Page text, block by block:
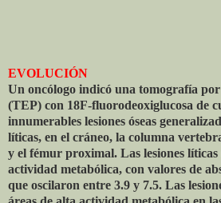
EVOLUCIÓN
Un oncólogo indicó una tomografía
(TEP) con 18F-fluorodeoxiglucosa de
innumerables lesiones óseas
líticas, en el cráneo, la columna
y el fémur proximal. Las lesiones
actividad metabólica, con valores de
que oscilaron entre 3.9 y 7.5. Las